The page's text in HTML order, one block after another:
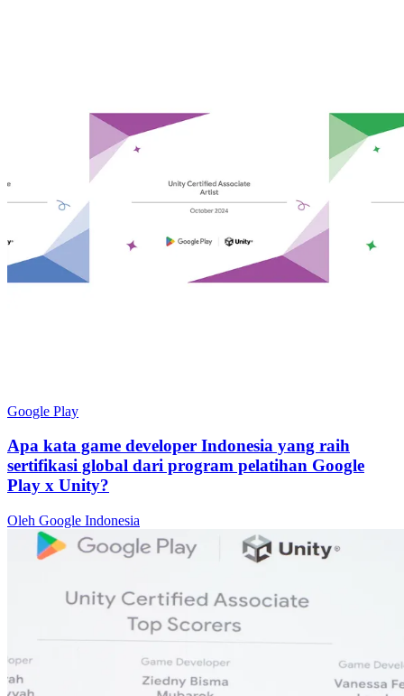
Google Play
Apa kata game developer Indonesia yang raih
sertifikasi global dari program pelatihan Google
Play x Unity?
Oleh Google Indonesia